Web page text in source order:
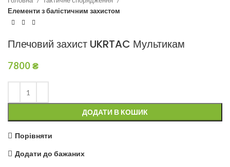
Елементи з балістичним захистом
Плечовий захист UKRTAC Мультикам
7800₴
ДОДАТИ В КОШИК
Порівняти
Додати до бажаних